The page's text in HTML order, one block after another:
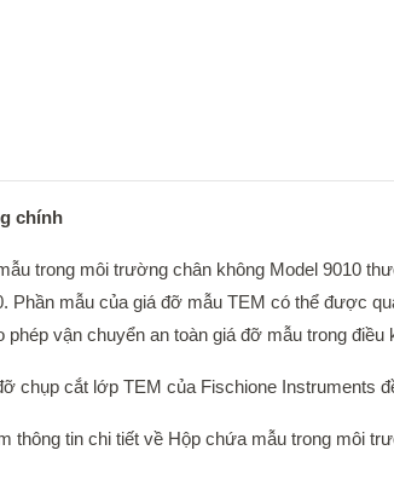
chính
trong môi trường chân không Model 9010
Phần mẫu của giá đỡ mẫu TEM có thể được
phép vận chuyển an toàn giá đỡ mẫu trong điều
chụp cắt lớp TEM của Fischione Instruments
thông tin chi tiết về Hộp chứa mẫu trong môi